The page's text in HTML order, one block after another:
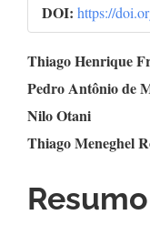
DOI: https://
do
artigo
Thiago Henrique
Pedro Antônio de
Nilo Otani
Thiago Meneghel
Resumo